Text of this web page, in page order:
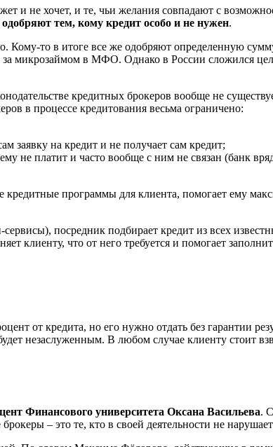
и не хочет, и те, чьи желания совпадают с
одобряют тем, кому кредит особо и не нужен.
то в итоге все же одобряют определенную
за микрозаймом в МФО. Однако в России сложился
кредитных брокеров вообще не
в процессе кредитования весьма ограничено:
заявку на кредит и не получает сам кредит;
не платит и часто вообще с ним не связан (банк
программы для клиента, помогает ему
посредник подбирает кредит из всех
что от него требуется и помогает
от кредита, но его нужно отдать без гарантии
незаслуженным. В любом случае клиенту стоит
Финансового университета Оксана Васильева.
– это те, кто в своей деятельности не нарушает